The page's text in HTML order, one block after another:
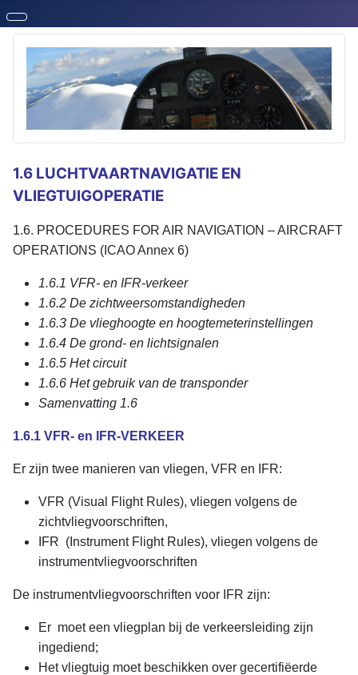
1.6 LUCHTVAARTNAVIGATIE EN
VLIEGTUIGOPERATIE
1.6. PROCEDURES FOR AIR NAVIGATION – AIRCRAFT
OPERATIONS (ICAO Annex 6)
1.6.1 VFR- en IFR-verkeer
1.6.2 De zichtweersomstandigheden
1.6.3 De vlieghoogte en hoogtemeterinstellingen
1.6.4 De grond- en lichtsignalen
1.6.5 Het circuit
1.6.6 Het gebruik van de transponder
Samenvatting 1.6
1.6.1 VFR- en IFR-VERKEER
Er zijn twee manieren van vliegen, VFR en IFR:
VFR (Visual Flight Rules), vliegen volgens de
zichtvliegvoorschriften,
IFR (Instrument Flight Rules), vliegen volgens de
instrumentvliegvoorschriften
De instrumentvliegvoorschriften voor IFR zijn:
Er moet een vliegplan bij de verkeersleiding zijn
ingediend;
Het vliegtuig moet beschikken over gecertifiëerde